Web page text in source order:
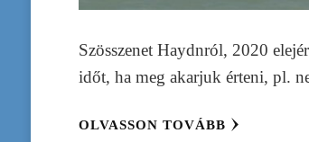
Szösszenet Haydnról, 2020
időt, ha meg akarjuk érteni, pl.
OLVASSON TOVÁBB